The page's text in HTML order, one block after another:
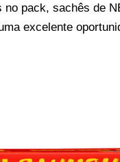
pack, sachês de
excelente